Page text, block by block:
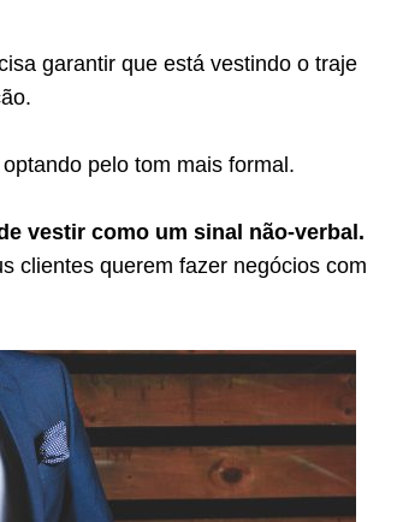
garantir que está vestindo o traje
pelo tom mais formal.
vestir como um sinal não-verbal.
clientes querem fazer negócios com